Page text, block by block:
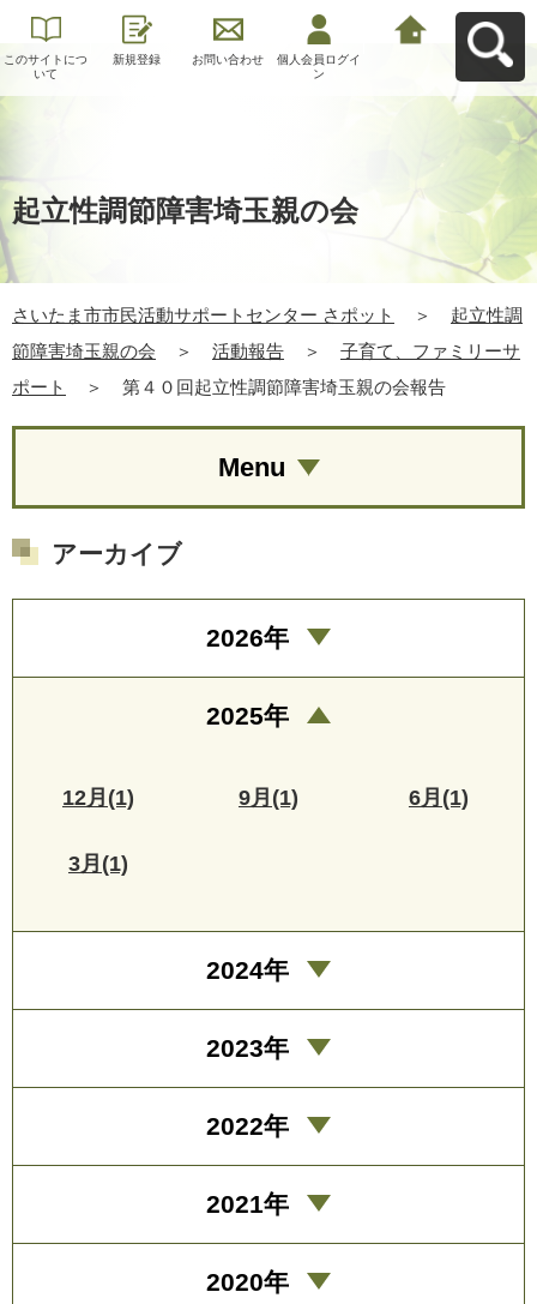
このサイトにつ
いて
新規登録 お問い合わせ
個人会員ログイ
ン
起立性調節障害埼玉親の会
さいたま市市民活動サポートセンター さポット ＞
起立性調
節障害埼玉親の会
＞ 活動報告 ＞
子育て、ファミリーサ
ポート
＞ 第４０回起立性調節障害埼玉親の会報告
Menu
アーカイブ
2026年
2025年
12月(1) 9月(1) 6月(1)
3月(1)
2024年
2023年
2022年
2021年
2020年